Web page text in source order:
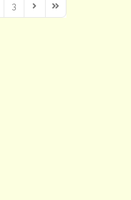
3
Next PageLast Page